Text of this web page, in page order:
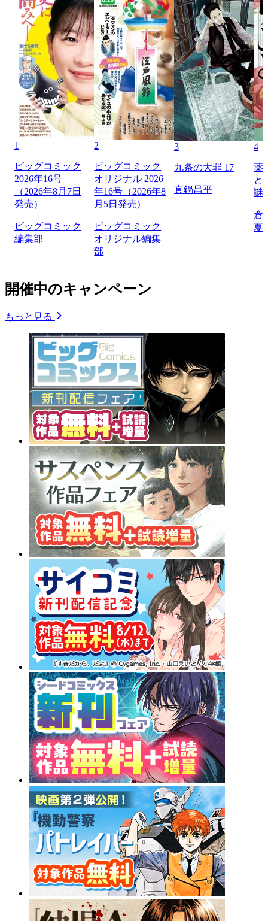
1
ビッグコミック
2026年16号
（2026年8月7日
発売）
ビッグコミック
編集部
2
ビッグコミック
オリジナル 2026
年16号（2026年8
月5日発売)
ビッグコミック
オリジナル編集
部
3
九条の大罪 17
真鍋昌平
4
薬
と
謎
倉
夏
開催中のキャンペーン
もっと見る